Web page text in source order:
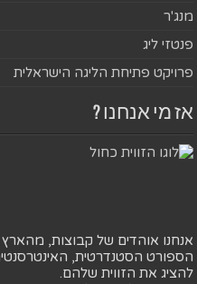
מנג'ר
פנטזי ליג
פרויקט פתיחת הליגה הישראלית
אז מי אנחנו ?
אנחנו אוהדים של קבוצות,
הספורט הסטנדרטית,
להציג את הזווית שלהם.